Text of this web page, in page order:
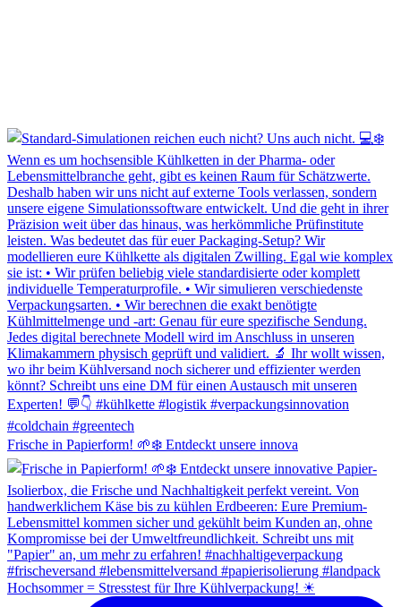
Frische in Papierform! 🌱❄️ Entdeckt unsere innova
Hochsommer = Stresstest für Ihre Kühlverpackung! ☀